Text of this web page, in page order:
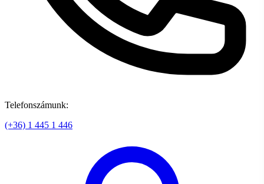
Telefonszámunk:
(+36) 1 445 1 446